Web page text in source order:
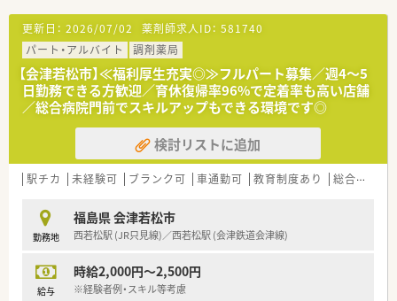
■店舗間の応援体制が整っているため、お休みを取りながら働き
たい方が安心して活躍できます。
更新日： 2026/07/02 薬剤師求人ID： 581740
パート・アルバイト
調剤薬局
【会津若松市】≪福利厚生充実◎≫フルパート募集／週4～5
日勤務できる方歓迎／育休復帰率96%で定着率も高い店舗
／総合病院門前でスキルアップもできる環境です◎
検討リストに追加
駅チカ 未経験可 ブランク可 車通勤可 教育制度あり 総合科目
勤務地
福島県 会津若松市
西若松駅 (JR只見線)／西若松駅 (会津鉄道会津線)
給与
時給2,000円～2,500円
※経験者例・スキル等考慮